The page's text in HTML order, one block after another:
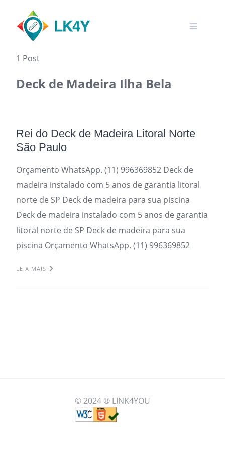
content
1 Post
Deck de Madeira Ilha Bela
Rei do Deck de Madeira Litoral Norte
São Paulo
Orçamento WhatsApp. (11) 996369852 Deck de
madeira instalado com 5 anos de garantia litoral
norte de SP Deck de madeira para sua piscina
Deck de madeira instalado com 5 anos de garantia
litoral norte de SP Deck de madeira para sua
piscina Orçamento WhatsApp. (11) 996369852
LEIA MAIS
© 2024 ® LINK4YOU